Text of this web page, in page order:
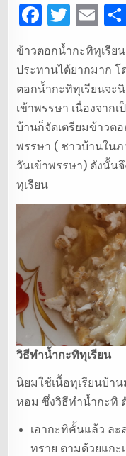
F
c
e
b
o
o
k
T
it
te
r
E
ai
l
ข้าวตอกน้ำกะทิทุเรีย
ประทานได้ยากมาก โ
ตอกน้ำกะทิทุเรียนจะ
เข้าพรรษา เนื่องจาก
บ้านก็จัดเตรียมข้าวต
พรรษา ( ชาวบ้านใน
วันเข้าพรรษา) ดังนั้น
ทุเรียน
วิธีทำน้ำกะทิทุเรียน
นิยมใช้เนื้อทุเรียนบ้า
หอม ซึ่งวิธีทำน้ำกะทิ
เอากะทิคั้นแล้ว ล
ทราย ตามด้วยแก